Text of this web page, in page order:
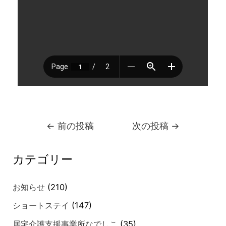
← 前の投稿 次の投稿 →
カテゴリー
お知らせ (210)
ショートステイ (147)
居宅介護支援事業所なでしこ (35)